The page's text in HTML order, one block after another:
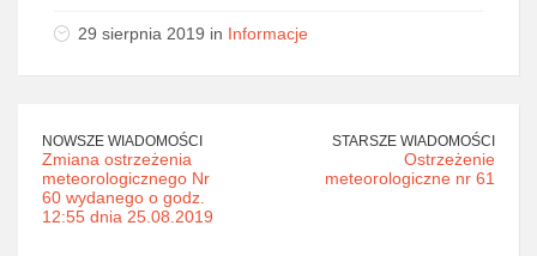
29 sierpnia 2019 in Informacje
NOWSZE WIADOMOŚCI
Zmiana ostrzeżenia
meteorologicznego Nr
60 wydanego o godz.
12:55 dnia 25.08.2019
STARSZE WIADOMOŚCI
Ostrzeżenie
meteorologiczne nr 61